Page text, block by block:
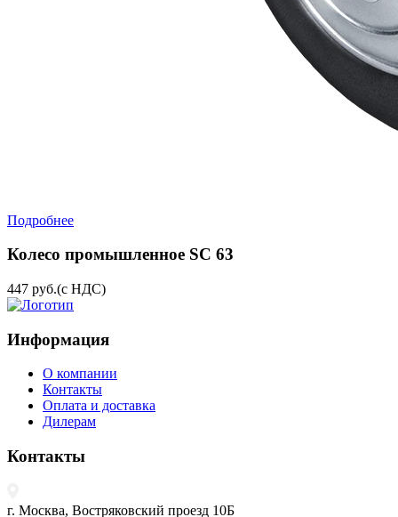
Подробнее
Колесо промышленное SC 63
447 руб.(с НДС)
Информация
О компании
Контакты
Оплата и доставка
Дилерам
Контакты
г. Москва, Востряковский проезд 10Б